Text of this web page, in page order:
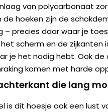
van polycarbonaat
de hoeken zijn de
– precies daar waar je
scherm en de
je het nodig hebt. Ook
komen met harde
die lang
is dit hoesje ook een lust